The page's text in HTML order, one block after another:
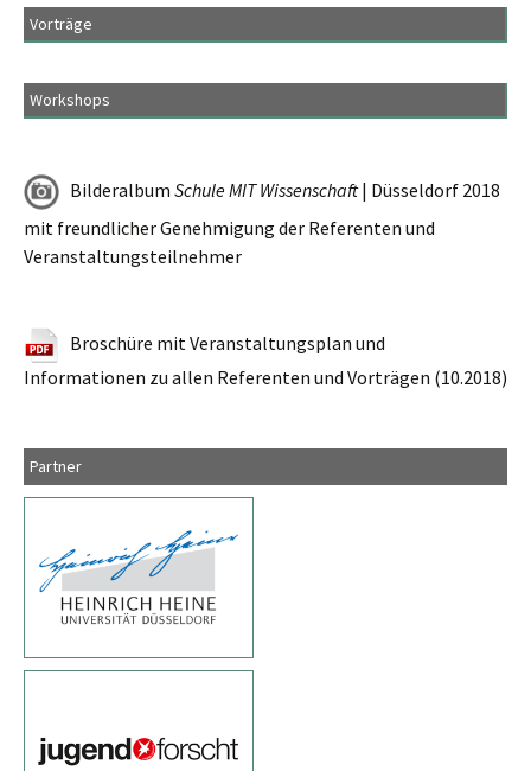
Vorträge
Workshops
Bilderalbum Schule MIT Wissenschaft| Düsseldorf 2018
mit freundlicher Genehmigung der Referenten und
Veranstaltungsteilnehmer
Broschüre mit Veranstaltungsplan und
Informationen zu allen Referenten und Vorträgen (10.2018)
Partner